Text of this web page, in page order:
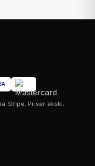
Stripe. Priser ekskl.